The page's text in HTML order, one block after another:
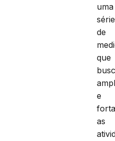
uma
série
de
que
e
as